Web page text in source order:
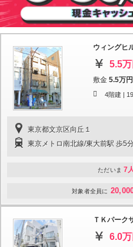
ウィングヒ
5.5万
敷金 5.5万円
4階建 |
東京都文京区向丘１
東京メトロ南北線/東大前駅 歩5
ただいま 7
対象者全員に
ＴＫパーク
6.0万